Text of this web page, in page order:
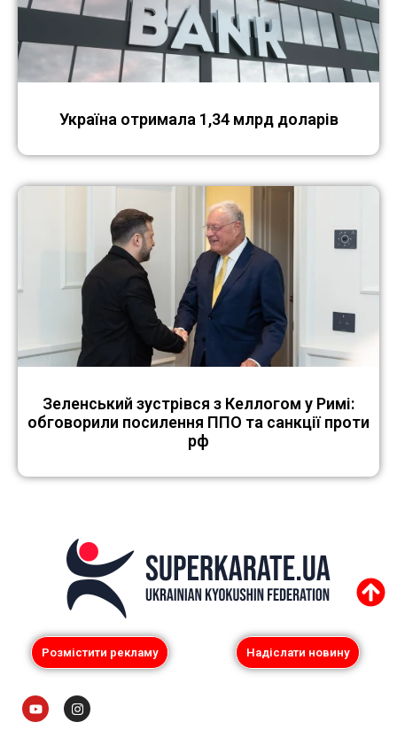
Україна отримала 1,34 млрд доларів
Зеленський зустрівся з Келлогом у Римі:
обговорили посилення ППО та санкції проти
рф
Розмістити рекламу Надіслати новину